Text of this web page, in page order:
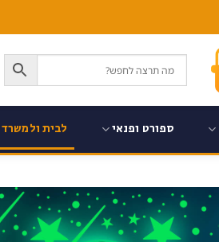
ספורט ופנאי לבית ולמשרד